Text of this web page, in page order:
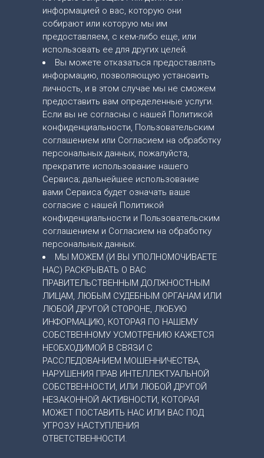
информацией о вас, которую они
собирают или которую мы им
предоставляем, с кем-либо еще, или
использовать ее для других целей.
Вы можете отказаться предоставлять
информацию, позволяющую установить
личность, и в этом случае мы не сможем
предоставить вам определенные услуги.
Если вы не согласны с нашей Политикой
конфиденциальности, Пользовательским
соглашением или Согласием на обработку
персональных данных, пожалуйста,
прекратите использование нашего
Сервиса; дальнейшее использование
вами Сервиса будет означать ваше
согласие с нашей Политикой
конфиденциальности и Пользовательским
соглашением и Согласием на обработку
персональных данных.
МЫ МОЖЕМ (И ВЫ УПОЛНОМОЧИВАЕТЕ
НАС) РАСКРЫВАТЬ О ВАС
ПРАВИТЕЛЬСТВЕННЫМ ДОЛЖНОСТНЫМ
ЛИЦАМ, ЛЮБЫМ СУДЕБНЫМ ОРГАНАМ ИЛИ
ЛЮБОЙ ДРУГОЙ СТОРОНЕ, ЛЮБУЮ
ИНФОРМАЦИЮ, КОТОРАЯ ПО НАШЕМУ
СОБСТВЕННОМУ УСМОТРЕНИЮ КАЖЕТСЯ
НЕОБХОДИМОЙ В СВЯЗИ С
РАССЛЕДОВАНИЕМ МОШЕННИЧЕСТВА,
НАРУШЕНИЯ ПРАВ ИНТЕЛЛЕКТУАЛЬНОЙ
СОБСТВЕННОСТИ, ИЛИ ЛЮБОЙ ДРУГОЙ
НЕЗАКОННОЙ АКТИВНОСТИ, КОТОРАЯ
МОЖЕТ ПОСТАВИТЬ НАС ИЛИ ВАС ПОД
УГРОЗУ НАСТУПЛЕНИЯ
ОТВЕТСТВЕННОСТИ.